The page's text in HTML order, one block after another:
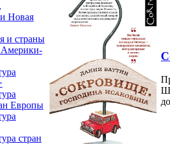
Новая
страны
Америки-
Европы
стран